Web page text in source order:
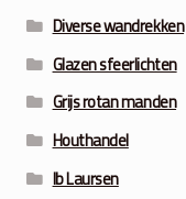
Diverse wandrekken
Glazen sfeerlichten
Grijs rotan manden
Houthandel
Ib Laursen